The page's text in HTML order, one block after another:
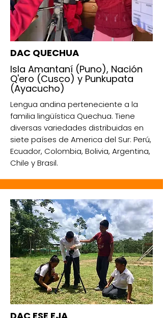
DAC QUECHUA
Isla Amantaní (Puno), Nación
Q'ero (Cusco) y Punkupata
(Ayacucho)
Lengua andina perteneciente a la
familia lingüística Quechua. Tiene
diversas variedades distribuidas en
siete países de America del Sur: Perú,
Ecuador, Colombia, Bolivia, Argentina,
Chile y Brasil.